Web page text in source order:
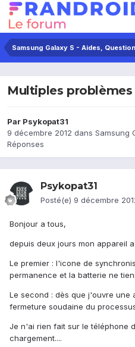
Samsung Galaxy S - Aides,
Multiples problèmes
Par Psykopat31
9 décembre 2012 dans Samsung
Réponses
Psykopat31
Posté(e) 9 décembre
Bonjour a tous,
depuis deux jours mon appareil
Le premier : l'icone de
permanence et la batterie ne
Le second : dès que j'ouvre une
fermeture soudaine du
Je n'ai rien fait sur le téléphone
chargement....